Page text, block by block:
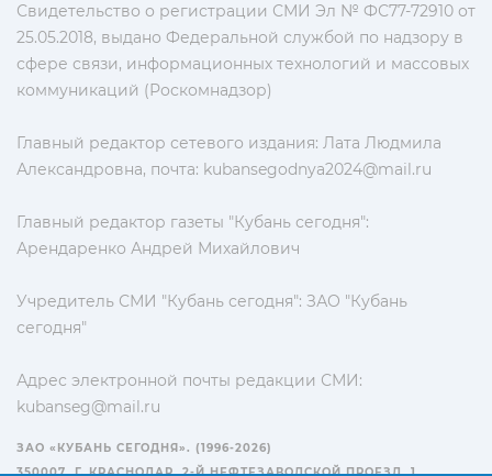
Свидетельство о регистрации СМИ Эл № ФС77-72910 от
25.05.2018, выдано Федеральной службой по надзору в
сфере связи, информационных технологий и массовых
коммуникаций (Роскомнадзор)
Главный редактор сетевого издания: Лата Людмила
Александровна, почта: kubansegodnya2024@mail.ru
Главный редактор газеты "Кубань сегодня":
Арендаренко Андрей Михайлович
Учредитель СМИ "Кубань сегодня": ЗАО "Кубань
сегодня"
Адрес электронной почты редакции СМИ:
kubanseg@mail.ru
ЗАО «КУБАНЬ СЕГОДНЯ». (1996-2026)
350007, Г. КРАСНОДАР, 2-Й НЕФТЕЗАВОДСКОЙ ПРОЕЗД, 1